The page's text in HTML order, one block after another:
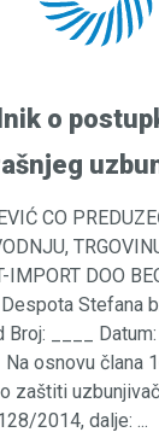
o
CO
IMPORT DOO
Stefana
Broj: ____
osnovu člana
zaštiti
2014, dalje: ...